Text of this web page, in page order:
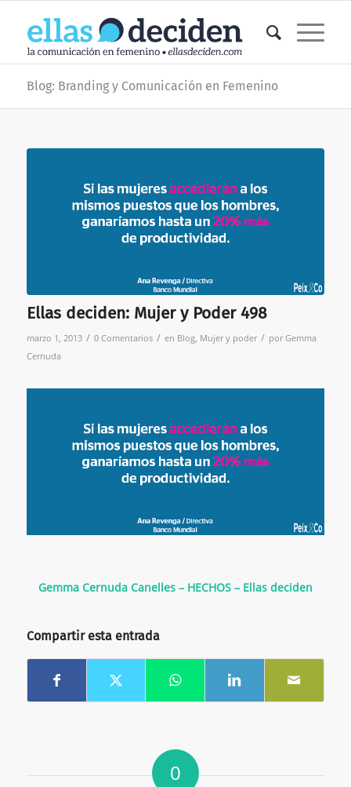
Blog: Branding y Comunicación en Femenino
Ellas deciden: Mujer y Poder 498
marzo 1, 2013 / 0 Comentarios / en Blog, Mujer y poder / porGemma
Cernuda
Gemma Cernuda Canelles – HECHOS – Ellas deciden
Compartir esta entrada
0